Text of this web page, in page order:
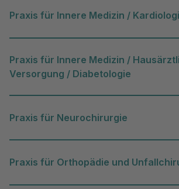
Praxis für Innere Medizin /
Praxis für Innere Medizin /
Versorgung / Diabetologie
Praxis für Neurochirurgie
Praxis für Orthopädie und